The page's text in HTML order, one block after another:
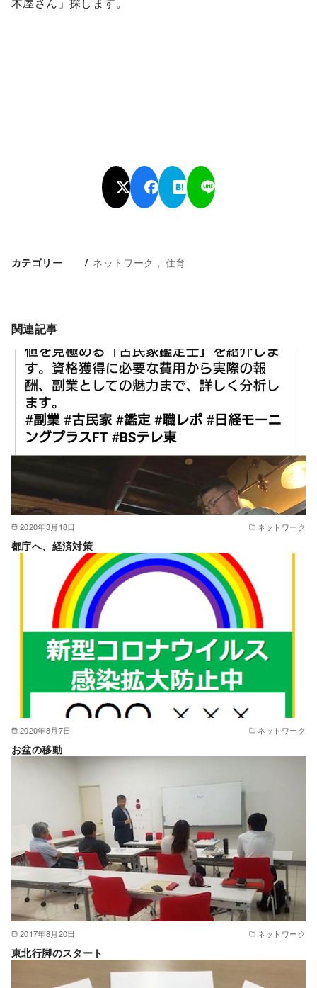
カテゴリー ネットワーク 住育
関連記事
2020年3月18日 ネットワーク
都庁へ、経済対策
2020年8月7日 ネットワーク
お盆の移動
2017年8月20日 ネットワーク
東北行脚のスタート